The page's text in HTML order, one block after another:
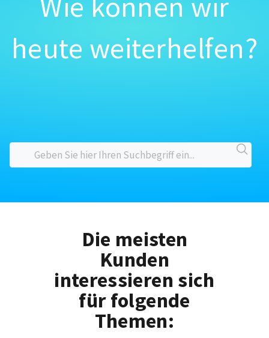
heute weiterhelfen?
Die meisten
Kunden
interessieren sich
für folgende
Themen: